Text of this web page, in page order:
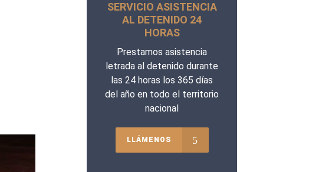
SERVICIO ASISTENCIA
AL DETENIDO 24
HORAS
Prestamos asistencia
letrada al detenido durante
las 24 horas los 365 días
del año en todo el territorio
nacional
LLÁMENOS